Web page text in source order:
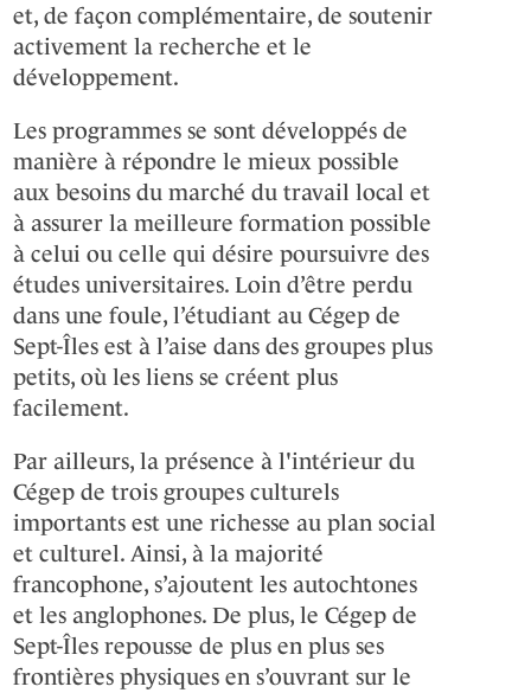
et, de façon complémentaire, de soutenir
activement la recherche et le
développement.
Les programmes se sont développés de
manière à répondre le mieux possible
aux besoins du marché du travail local et
à assurer la meilleure formation possible
à celui ou celle qui désire poursuivre des
études universitaires. Loin d’être perdu
dans une foule, l’étudiant au Cégep de
Sept-Îles est à l’aise dans des groupes plus
petits, où les liens se créent plus
facilement.
Par ailleurs, la présence à l'intérieur du
Cégep de trois groupes culturels
importants est une richesse au plan social
et culturel. Ainsi, à la majorité
francophone, s’ajoutent les autochtones
et les anglophones. De plus, le Cégep de
Sept-Îles repousse de plus en plus ses
frontières physiques en s’ouvrant sur le